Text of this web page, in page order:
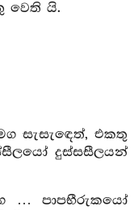
වෙති යි.
සැසැඳෙත්, එකතු
දුස්සසීලයන්
… පාපභීරුකයෝ